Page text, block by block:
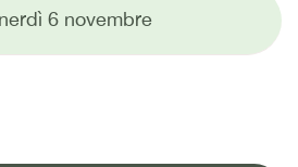
6 novembre